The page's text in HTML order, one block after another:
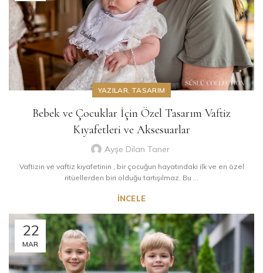
YAZILAR TASARIM
Bebek ve Çocuklar İçin Özel Tasarım Vaftiz
Kıyafetleri ve Aksesuarlar
Ayşe Dilan Taner
Vaftizin ve vaftiz kıyafetinin , bir çocuğun hayatındaki ilk ve en özel
ritüellerden biri olduğu tartışılmaz. Bu ...
İNCELE
22
MAR